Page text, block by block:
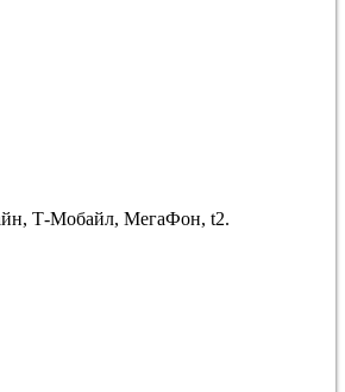
Т-Мобайл, МегаФон, t2.